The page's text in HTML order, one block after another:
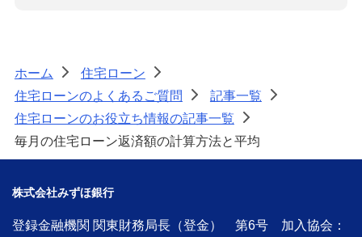
ホーム > 住宅ローン
>
住宅ローンのよくあるご質問
> 記事一覧
>
住宅ローンのお役立ち情報の記事一覧
>
毎月の住宅ローン返済額の計算方法と平均
株式会社みずほ銀行
登録金融機関 関東財務局長（登金） 第6号 加入協会：